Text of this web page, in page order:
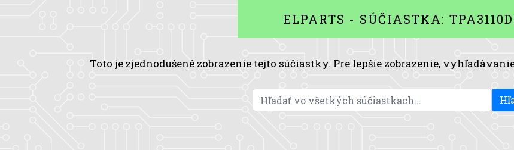
ELPARTS - SÚČIASTKA:
Toto je zjednodušené zobrazenie tejto súčiastky. Pre lepšie zobrazenie,